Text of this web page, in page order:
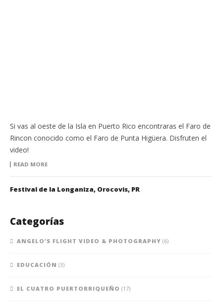
Si vas al oeste de la Isla en Puerto Rico encontraras el Faro de
Rincon conocido como el Faro de Punta Higüera. Disfruten el
video!
READ MORE
Festival de la Longaniza, Orocovis, PR
Categorías
ANGELO'S FLIGHT VIDEO & PHOTOGRAPHY (6)
EDUCACIÓN (3)
EL CUATRO PUERTORRIQUEÑO (17)